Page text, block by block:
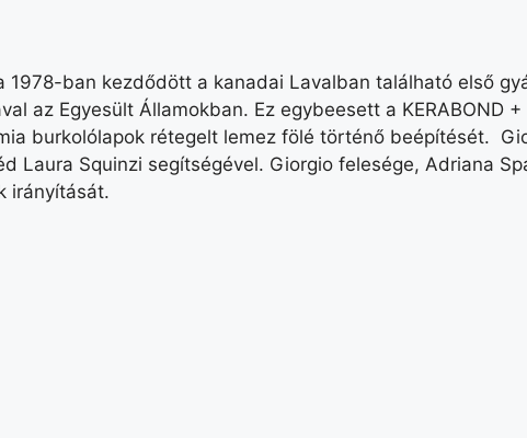
1978-ban kezdődött a kanadai Lavalban található első
az Egyesült Államokban. Ez egybeesett a KERABOND
burkolólapok rétegelt lemez fölé történő beépítését.
Laura Squinzi segítségével. Giorgio felesége, Adriana
irányítását.